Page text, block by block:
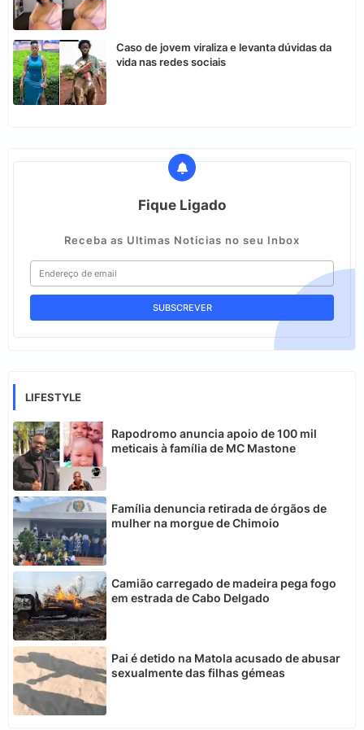
Caso de jovem viraliza e levanta dúvidas da
vida nas redes sociais
Fique Ligado
Receba as Ultimas Noticias no seu Inbox
LIFESTYLE
Rapodromo anuncia apoio de 100 mil
meticais à família de MC Mastone
Família denuncia retirada de órgãos de
mulher na morgue de Chimoio
Camião carregado de madeira pega fogo
em estrada de Cabo Delgado
Pai é detido na Matola acusado de abusar
sexualmente das filhas gémeas